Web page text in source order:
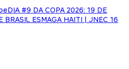
DIA #9 DA COPA 2026: 19 DE
ESMAGA HAITI | JNEC 16